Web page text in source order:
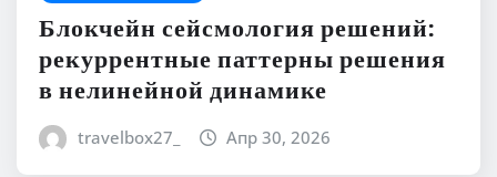
Блокчейн сейсмология решений:
рекуррентные паттерны решения
в нелинейной динамике
travelbox27_ Апр 30, 2026